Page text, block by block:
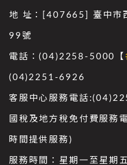
地 址：[407665] 臺中市
99號
電話：(04)2258-5000【
(04)2251-6926
客服中心服務電話
國稅及地方稅免付費服
時間提供服務)
服務時間：星期一至星